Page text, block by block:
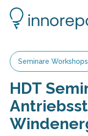
Seminare Workshops
HDT